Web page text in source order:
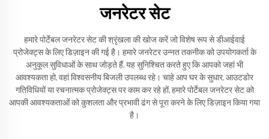
जनरेटर सेट
हमारे पोर्टेबल जनरेटर सेट की श्रृंखला की खोज करें जो विशेष रूप से डीआईवाई
प्रोजेक्ट्स के लिए डिज़ाइन की गई है। हमारे जनरेटर उन्नत तकनीक को उपयोगकर्ता के
अनुकूल सुविधाओं के साथ जोड़ते हैं, यह सुनिश्चित करते हुए कि आपको जहां भी
आवश्यकता हो, वहां विश्वसनीय बिजली उपलब्ध रहे। चाहे आप घर के सुधार, आउटडोर
गतिविधियों या रचनात्मक प्रोजेक्ट्स पर काम कर रहे हों, हमारे पोर्टेबल जनरेटर सेट को
आपकी आवश्यकताओं को कुशलता और प्रभावी ढंग से पूरा करने के लिए डिज़ाइन किया गया
है।